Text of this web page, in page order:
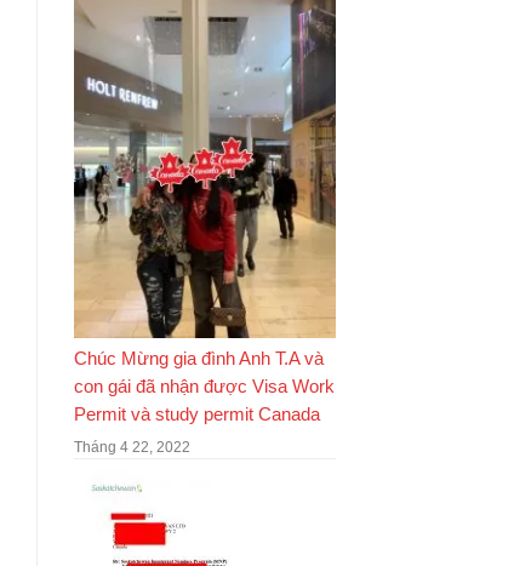
Chúc Mừng gia đình Anh T.A và
con gái đã nhận được Visa Work
Permit và study permit Canada
Tháng 4 22, 2022